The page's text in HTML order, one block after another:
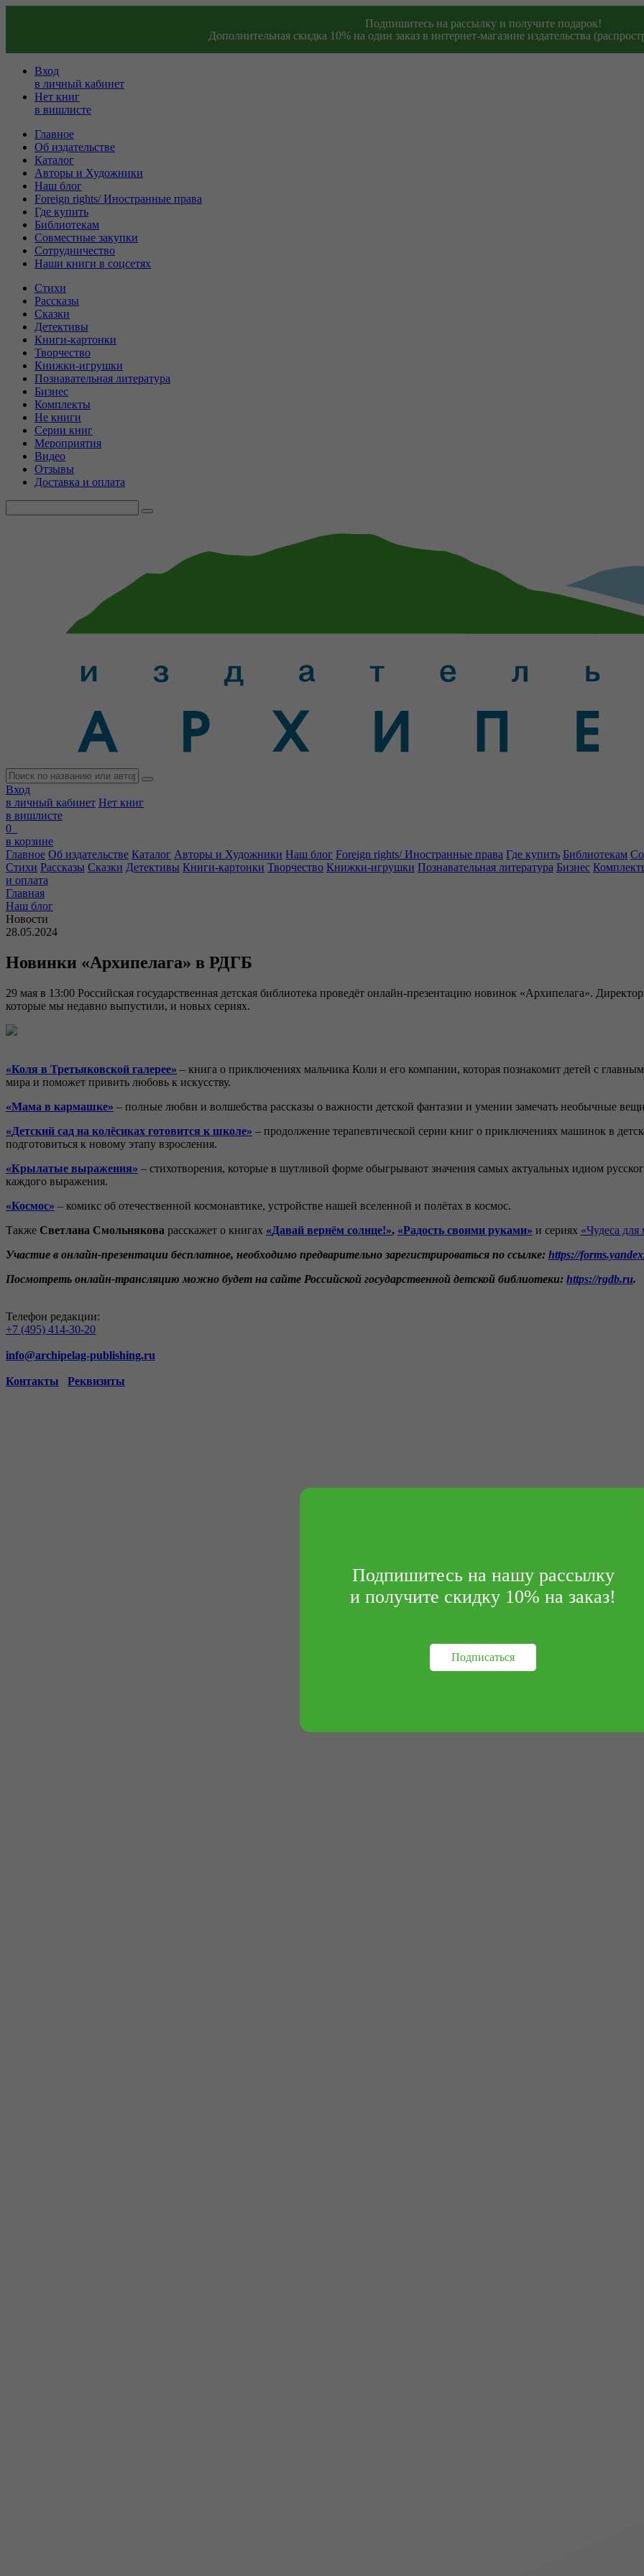
Подпишитесь на рассылку и получите подарок!
Дополнительная скидка 10% на один заказ в интернет-магазине издательства
Вход
в личный кабинет
Нет книг
в вишлисте
Главное
Об издательстве
Каталог
Авторы и Художники
Наш блог
Foreign rights/ Иностранные права
Где купить
Библиотекам
Совместные закупки
Сотрудничество
Наши книги в соцсетях
Стихи
Рассказы
Сказки
Детективы
Книги-картонки
Творчество
Книжки-игрушки
Познавательная литература
Бизнес
Комплекты
Не книги
Серии книг
Мероприятия
Видео
Отзывы
Доставка и оплата
Вход
в личный кабинет Нет книг
в вишлисте
0
в корзине
Главное Об издательстве Каталог Авторы и Художники Наш блог Foreign rights/ Иностранные права Где купить Библиотекам
Стихи Рассказы Сказки Детективы Книги-картонки Творчество Книжки-игрушки Познавательная литература Бизнес
и оплата
Главная
Наш блог
Новости
28.05.2024
Новинки «‎Архипелага» в РДГБ
29 мая в 13:00 Российская государственная детская библиотека проведёт онлайн-презентацию новинок «‎Архипелага».
которые мы недавно выпустили, и новых сериях.
«‎Коля в Третьяковской галерее» – книга о приключениях мальчика Коли и его компании, которая познакомит детей с
мира и поможет привить любовь к искусству.
«Мама в кармашке» – полные любви и волшебства рассказы о важности детской фантазии и умении замечать необычные
«Детский сад на колёсиках готовится к школе» – продолжение терапевтической серии книг о приключениях машинок в
подготовиться к новому этапу взросления.
«Крылатые выражения» – стихотворения, которые в шутливой форме обыгрывают значения самых актуальных идиом
каждого выражения.
«Космос» – комикс об отечественной космонавтике, устройстве нашей вселенной и полётах в космос.
Также Светлана Смольнякова расскажет о книгах «Давай вернём солнце!», «Радость своими руками» и сериях «Чудеса
Участие в онлайн-презентации бесплатное, необходимо предварительно зарегистрироваться по ссылке: https://
Посмотреть онлайн-трансляцию можно будет на сайте Российской государственной детской библиотеки: https://rgdb.ru.
Телефон редакции:
+7 (495) 414-30-20
info@archipelag-publishing.ru
Контакты Реквизиты
Подпишитесь на нашу рассылку
и получите скидку 10% на заказ!
Подписаться